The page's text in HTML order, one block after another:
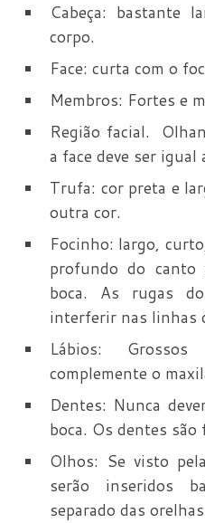
Cabeça: bastante
corpo.
Face: curta com o
Membros: Fortes e
Região facial.
a face deve ser igual
Trufa: cor preta e
outra cor.
Focinho: largo,
profundo do
boca. As rugas
interferir nas linhas
Lábios:
complemente o
Dentes: Nunca
boca. Os dentes
Olhos: Se visto
serão inseridos
separado das